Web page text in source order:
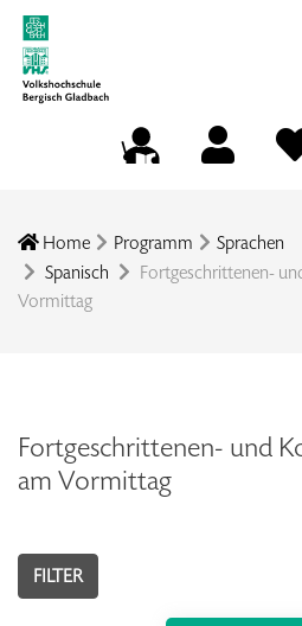
Home Programm
Sprachen
Spanisch
Fortgeschrittenen-
Vormittag
Fortgeschrittenen- und
am Vormittag
FILTER